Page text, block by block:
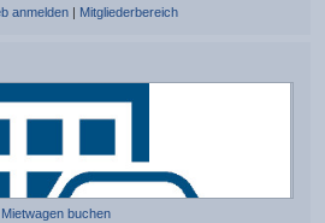
anmelden Mitgliederbereich
Mietwagen buchen